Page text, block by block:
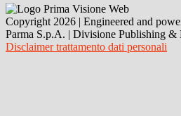
Copyright 2026 | Engineered and
Parma S.p.A. | Divisione Publishing &
Disclaimer trattamento dati personali